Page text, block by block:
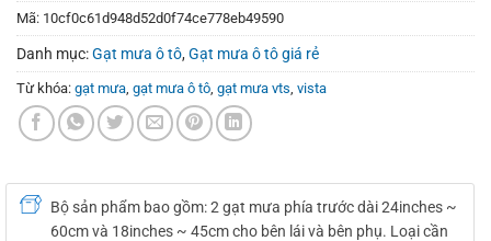
Mã: 10cf0c61d948d52d0f74ce778eb49590
Danh mục:Gạt mưa ô tô,Gạt mưa ô tô giá rẻ
Từ khóa: gạt mưa gạt mưa ô tô gạt mưa vts vista
Bộ sản phẩm bao gồm: 2 gạt mưa phía trước dài 24inches ~
60cm và 18inches ~ 45cm cho bên lái và bên phụ. Loại cần